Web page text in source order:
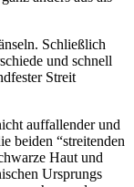
Schließlich
und schnell
Streit
auffallender und
beiden “streitenden
Haut und
Ursprungs